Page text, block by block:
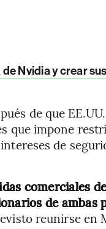
Nvidia y crear
de que
que impone
de
comerciales
de ambas
reunirse en